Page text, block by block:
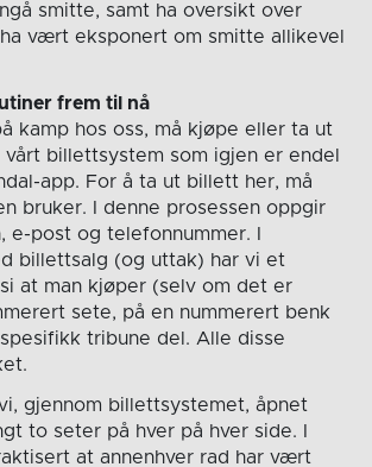
smitte, samt ha oversikt over
vært eksponert om smitte allikevel
frem til nå
kamp hos oss, må kjøpe eller ta ut
billettsystem som igjen er endel
app. For å ta ut billett her, må
bruker. I denne prosessen oppgir
e-post og telefonnummer. I
billettsalg (og uttak) har vi et
at man kjøper (selv om det er
sete, på en nummerert benk
tribune del. Alle disse
gjennom billettsystemet, åpnet
to seter på hver på hver side. I
at annenhver rad har vært